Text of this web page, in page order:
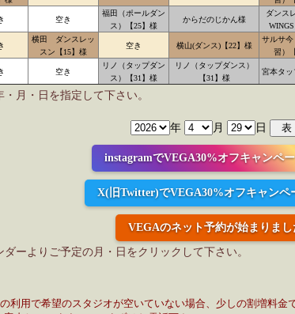
空き
福田（ポールダン
ス）【25】様
からだのじかん様
ダンス
横田 ダンスレッ
スン【15】様
空き 横山(ダンス)【22】様
サルサ今
習）
空き
リノ（タップダン
ス）【31】様
リノ（タップダンス）
【31】様
宮本タッ
月・日を指定して下さい。
年 月 日
instagramでVEGA30%オフキャンペー
X(旧Twitter)でVEGA30%オフキャンペ
VEGAのネット予約が始まりまし
ーよりご予定の月・日をクリックして下さい。
利用で希望のスタジオが空いていない場合、少しの割増料金